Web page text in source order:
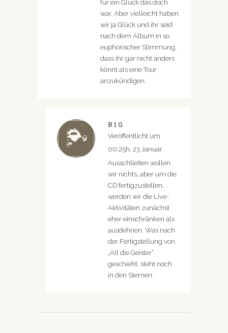
für ein Glück das doch
war. Aber vielleicht haben
wir ja Glück und ihr seid
nach dem Album in so
euphorischer Stimmung,
dass ihr gar nicht anders
könnt als eine Tour
anzukündigen.
RIG
Veröffentlicht um
00:25h, 23 Januar
Ausschließen wollen
wir nichts, aber um die
CD fertigzustellen,
werden wir die Live-
Aktivitäten zunächst
eher einschränken als
ausdehnen. Was nach
der Fertigstellung von
„All die Geister“
geschieht, steht noch
in den Sternen.